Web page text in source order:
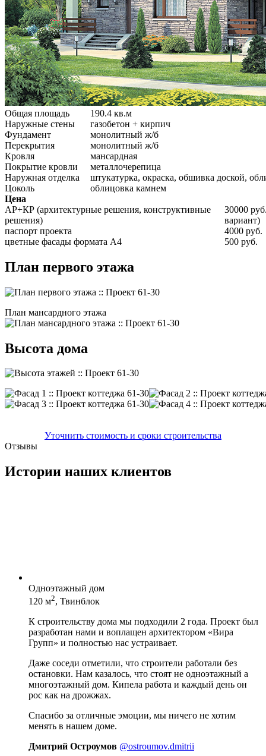
Общая площадь
190.4 кв.м
Наружные стены
газобетон + кирпич
Фундамент
монолитный ж/б
Перекрытия
монолитный ж/б
Кровля
мансардная
Покрытие кровли
металлочерепица
Наружная отделка
штукатурка, окраска, обшивка доской,
Цоколь
облицовка камнем
Цена
АР+КР (архитектурные решения, конструктивные
решения)
30000
вариант)
паспорт проекта
4000 руб.
цветные фасады формата А4
500 руб.
План первого этажа
План мансардного этажа
Высота дома
Уточнить стоимость и сроки строительства
Отзывы
Истории наших клиентов
Одноэтажный дом
120 м2, Твинблок
К строительству дома мы подходили 2 года. Проект был
разработан нами и воплащен архитектором «Вира
Групп» и полностью нас устраивает.
Даже соседи отметили, что строители работали без
остановки. Нам казалось, что стоят не одноэтажный а
многоэтажный дом. Кипела работа и каждый день он
рос как на дрожжах.
Спасибо за отличные эмоции, мы ничего не хотим
менять в нашем доме.
Дмитрий Остроумов @ostroumov.dmitrii